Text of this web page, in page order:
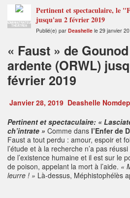
ADMINISTRATEUR
THÉÂTRES
Pertinent et spectaculaire, le
jusqu'au 2 février 2019
Publié(e) par Deashelle le 29 janvier
« Faust » de
ardente (ORWL)
février 2019
Janvier 28, 2019 Deashelle
Pertinent et spectaculaire: «
ch’intrate » Comme dans l’Enfer de
Faust a tout perdu : amour, espoir et
l’étude et à la recherche n’a pas
de l’existence humaine et il est sur le
de poison, appelant la mort à l’aide. «
leurre ! » Là-dessus, Méphistophélès